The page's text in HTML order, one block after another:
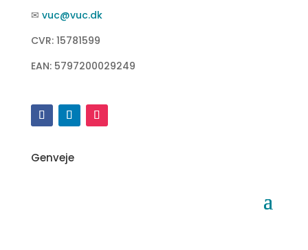
✉ vuc@vuc.dk
CVR: 15781599
EAN: 5797200029249
Genveje